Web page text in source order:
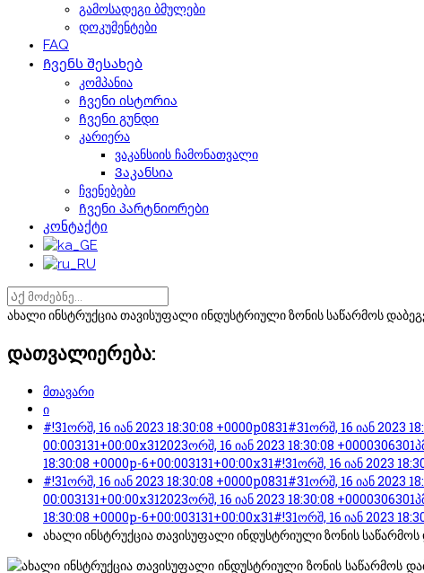
გამოსადეგი ბმულები
დოკუმენტები
FAQ
Ჩვენს შესახებ
კომპანია
Ჩვენი ისტორია
Ჩვენი გუნდი
კარიერა
ვაკანსიის ჩამონათვალი
Ვაკანსია
ჩვენებები
Ჩვენი პარტნიორები
კონტაქტი
ახალი ინსტრუქცია თავისუფალი ინდუსტრიული ზონის საწარმოს
დათვალიერება:
მთავარი
ი
#!31ორშ, 16 იან 2023 18:30:08 +0000p0831#31ორშ, 16 იან 2023
00:003131+00:00x312023ორშ, 16 იან 2023 18:30:08
18:30:08 +0000p-6+00:003131+00:00x31#!31ორშ, 16 იან 2023
#!31ორშ, 16 იან 2023 18:30:08 +0000p0831#31ორშ, 16 იან 2023
00:003131+00:00x312023ორშ, 16 იან 2023 18:30:08
18:30:08 +0000p-6+00:003131+00:00x31#!31ორშ, 16 იან 2023
ახალი ინსტრუქცია თავისუფალი ინდუსტრიული ზონის საწარმოს